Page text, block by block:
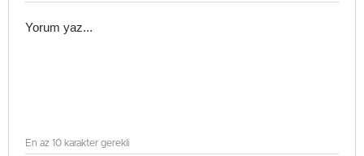
En az 10 karakter gerekli